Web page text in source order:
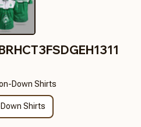
Down Shirts
Shirts